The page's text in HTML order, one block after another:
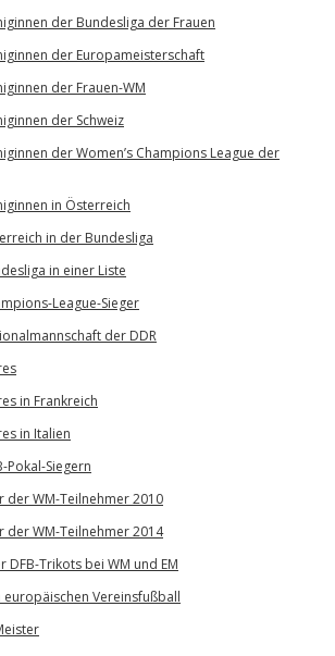
der Bundesliga der Frauen
der Europameisterschaft
der Frauen-WM
der Schweiz
der Women’s Champions League der
in Österreich
in der Bundesliga
in einer Liste
League-Sieger
der DDR
in Frankreich
in Italien
Pokal-Siegern
der WM-Teilnehmer 2010
der WM-Teilnehmer 2014
Trikots bei WM und EM
europäischen Vereinsfußball